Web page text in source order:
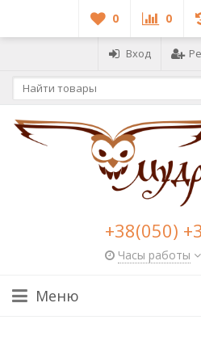
0 0
Вход
+38(050)
Часы работы
Меню